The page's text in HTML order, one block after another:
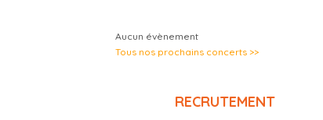
Aucun évènement
Tous nos prochains concerts >>
RECRUTEMENT